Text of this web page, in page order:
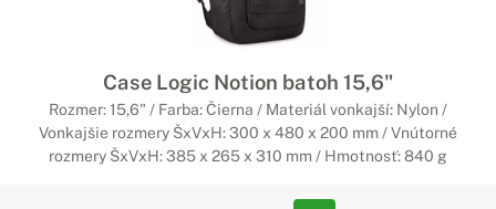
Case Logic Notion batoh 15,6"
Rozmer: 15,6" / Farba: Čierna / Materiál vonkajší: Nylon /
Vonkajšie rozmery ŠxVxH: 300 x 480 x 200 mm / Vnútorné
rozmery ŠxVxH: 385 x 265 x 310 mm / Hmotnosť: 840 g